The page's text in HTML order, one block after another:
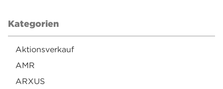
Kategorien
Aktionsverkauf
AMR
ARXUS